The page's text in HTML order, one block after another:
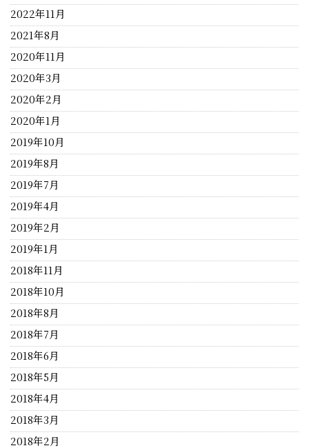
2022年11月
2021年8月
2020年11月
2020年3月
2020年2月
2020年1月
2019年10月
2019年8月
2019年7月
2019年4月
2019年2月
2019年1月
2018年11月
2018年10月
2018年8月
2018年7月
2018年6月
2018年5月
2018年4月
2018年3月
2018年2月